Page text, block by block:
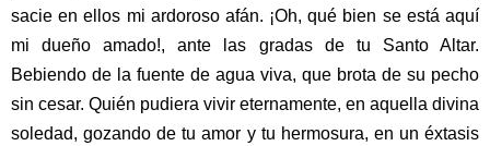
sacie en ellos mi ardoroso afán. ¡Oh, qué bien se está aquí
mi dueño amado!, ante las gradas de tu Santo Altar.
Bebiendo de la fuente de agua viva, que brota de su pecho
sin cesar. Quién pudiera vivir eternamente, en aquella divina
soledad, gozando de tu amor y tu hermosura, en un éxtasis